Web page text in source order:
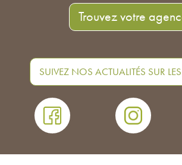
Trouvez votre
SUIVEZ NOS ACTUALITÉS SUR